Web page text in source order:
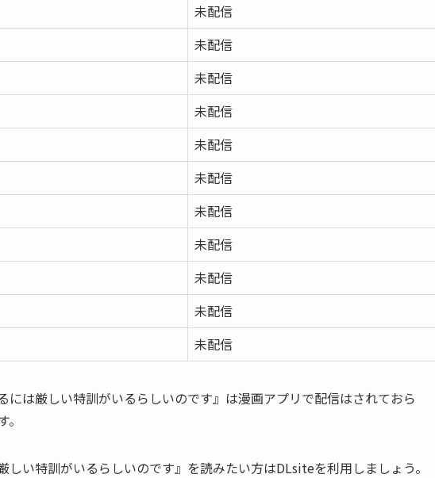
未配信
未配信
未配信
未配信
未配信
未配信
未配信
未配信
未配信
未配信
未配信
には厳しい特訓がいるらしいのです』は漫画アプリで配信はされておら
しい特訓がいるらしいのです』を読みたい方はDLsiteを利用しましょう。